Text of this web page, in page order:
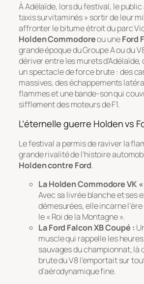
À Adélaïde, lors du festival, le public
taxis survitaminés » sortir de leur
affronter le bitume étroit du parc
Holden Commodoreou uneFord
grande époque du Groupe A ou du
dériver entre les murets d’Adélaïde,
un spectacle de force brute : des
massives, des échappements
flammes et une bande-son qui
sifflement des moteurs de F1.
L’éternelle guerre Holden vs
Le festival a permis de raviver la
grande rivalité de l’histoire
Holden contre Ford.
La Holden Commodore VK
Avec sa livrée blanche et ses
démesurées, elle incarne
le « Roi de la Montagne ».
La Ford Falcon XB Coupé :
muscle qui rappelle les
sauvages du championnat, là
brute du V8 l’emportait sur
d’aérodynamique fine.